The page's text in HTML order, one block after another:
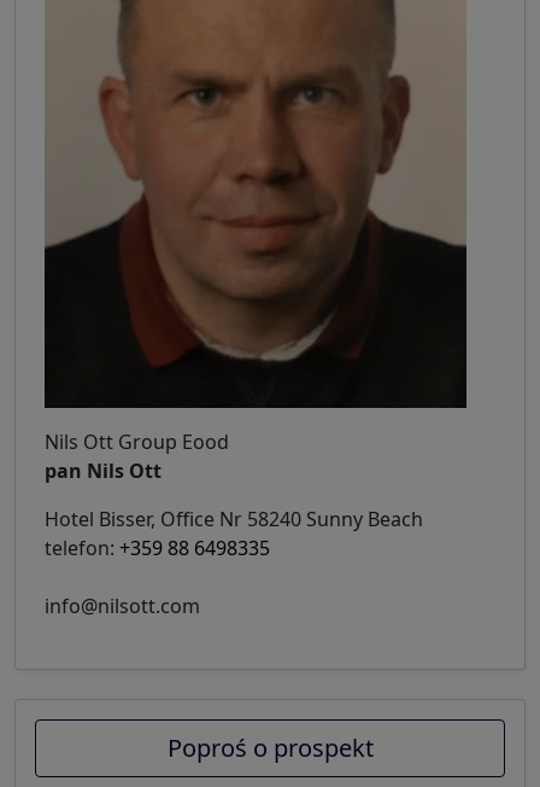
Nils Ott Group Eood
pan Nils Ott
Hotel Bisser, Office Nr 58240 Sunny Beach
telefon: +359 88 6498335
info@nilsott.com
Poproś o prospekt